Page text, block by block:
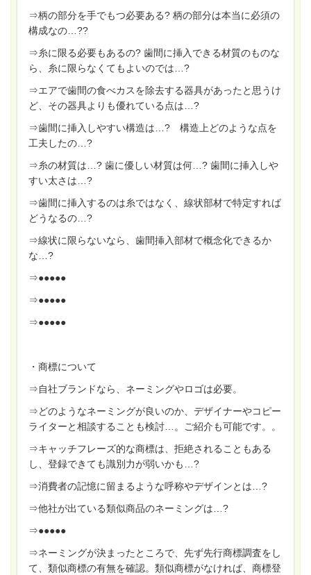
⇒柄の部分を手でもつ必要ある? 柄の部分は本当に必須の
構成なの…??
⇒糸に限る必要もあるの? 歯間に挿入できる材質のものな
ら、糸に限らなくてもよいのでは…?
⇒エアで歯間の食べカスを除去する器具があったと思うけ
ど、その器具よりも優れている点は…?
⇒歯間に挿入しやすい構造は…? 構造上どのような点を
工夫したの…?
⇒糸の材質は…? 歯に優しい材質は何…? 歯間に挿入しや
すい太さは…?
⇒歯間に挿入するのは糸ではなく、線状部材で特定すれば
どうなるの…?
⇒線状に限らないなら、歯間挿入部材で概念化できるか
な…?
⇒●●●●●
⇒●●●●●
⇒●●●●●
・商標について
⇒自社ブランドなら、ネーミングやロゴは必要。
⇒どのようなネーミングが良いのか、デザイナーやコピー
ライターと相談することも検討…。ご紹介も可能です。。
⇒キャッチフレーズ的な商標は、拒絶されることもある
し、登録できても識別力が弱いかも…?
⇒消費者の記憶に留まるような呼称やデザインとは…?
⇒他社が出ている類似商品のネーミングは…?
⇒●●●●●
⇒ネーミングが決まったところで、先ず先行商標調査をし
て、類似商標の有無を確認。類似商標がなければ、商標登